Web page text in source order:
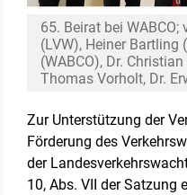
65. Beirat bei
(LVW), Heiner Bartling
(WABCO), Dr.
Thomas Vorholt, Dr.
Zur Unterstützung der
Förderung des
der
10, Abs. VII der Satzung